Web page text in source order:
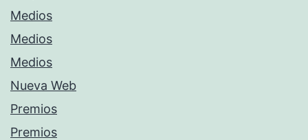
Medios
Medios
Medios
Nueva Web
Premios
Premios